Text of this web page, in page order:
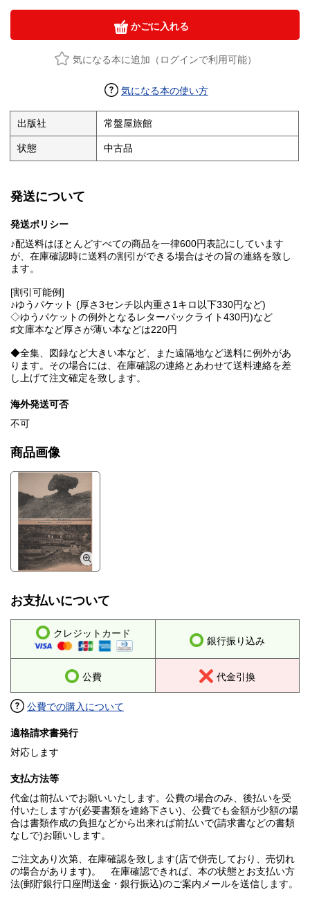
かごに入れる
気になる本に追加（ログインで利用可能）
気になる本の使い方
出版社 常盤屋旅館
状態 中古品
発送について
発送ポリシー
♪配送料はほとんどすべての商品を一律600円表記にしています
が、在庫確認時に送料の割引ができる場合はその旨の連絡を致し
ます。
[割引可能例]
♪ゆうパケット (厚さ3センチ以内重さ1キロ以下330円など)
◇ゆうパケットの例外となるレターパックライト430円)など
♯文庫本など厚さが薄い本などは220円
◆全集、図録など大きい本など、また遠隔地など送料に例外があ
ります。その場合には、在庫確認の連絡とあわせて送料連絡を差
し上げて注文確定を致します。
海外発送可否
不可
商品画像
お支払いについて
クレジットカード
銀行振り込み
公費 代金引換
公費での購入について
適格請求書発行
対応します
支払方法等
代金は前払いでお願いいたします。公費の場合のみ、後払いを受
付いたしますが(必要書類を連絡下さい)、公費でも金額が少額の場
合は書類作成の負担などから出来れば前払いで(請求書などの書類
なしで)お願いします。
ご注文あり次第、在庫確認を致します(店で併売しており、売切れ
の場合があります)。 在庫確認できれば、本の状態とお支払い方
法(郵貯銀行口座間送金・銀行振込)のご案内メールを送信します。